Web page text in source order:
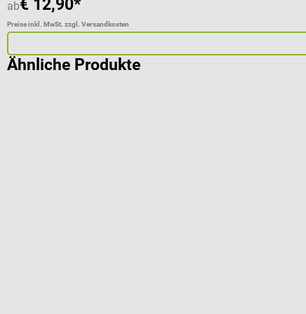
ab€ 12,90*
Preise inkl. MwSt. zzgl. Versandkosten
Ähnliche Produkte